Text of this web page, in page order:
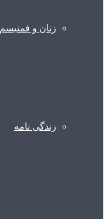
زنان و فمنیسم
زندگی نامه